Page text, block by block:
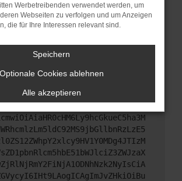
an den Webseitenbetreiber.
oben genannten Schritte versucht
uns bitte. Wir werden versuchen,
zu beheben. Du kannst uns diesen
um uns bei der Fehlersuche zu
Werbetreibenden verwendet werden, um
Webseiten zu verfolgen und um Anzeigen
die für Ihre Interessen relevant sind.
Speichern
Optionale Cookies ablehnen
Alle akzeptieren